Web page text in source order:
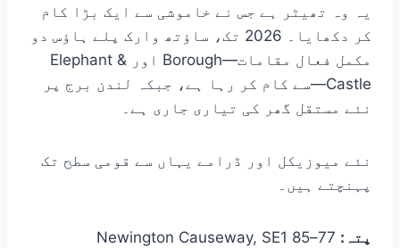
یہ وہ تھیٹر ہے جس نے خاموشی سے ایک بڑا کام
کر دکھایا۔ 2026 تک، ساؤتھ وارک پلے ہاؤس دو
مکمل فعال مقامات—Borough اور Elephant &
Castle—سے کام کر رہا ہے، جبکہ لندن برج پر
نئے مستقل گھر کی تیاری جاری ہے۔
نئے میوزیکل اور ڈرامے یہاں سے قومی سطح تک
پہنچتے ہیں۔
پتہ: